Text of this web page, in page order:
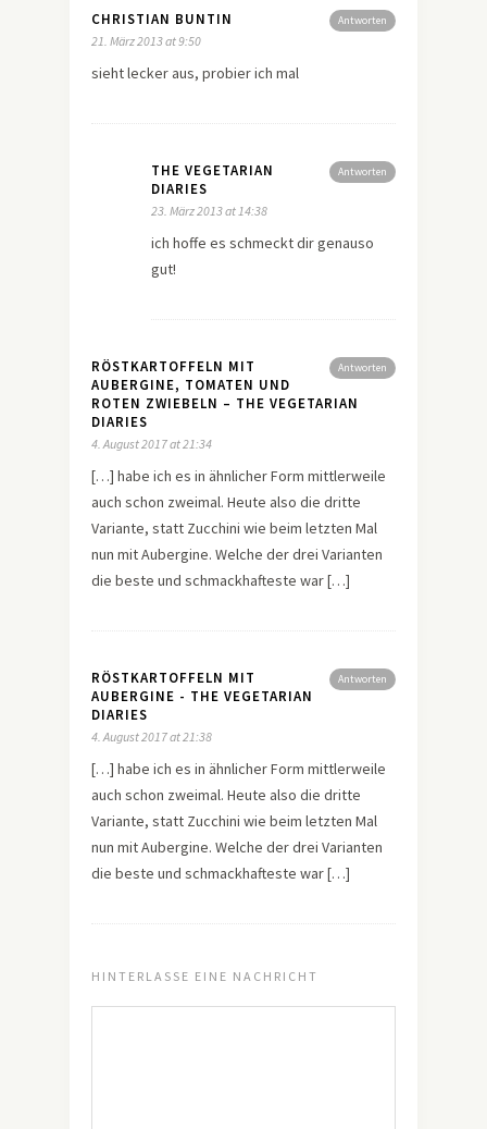
Antworten
CHRISTIAN BUNTIN
21. März 2013 at 9:50
sieht lecker aus, probier ich mal
Antworten
THE VEGETARIAN
DIARIES
23. März 2013 at 14:38
ich hoffe es schmeckt dir genauso
gut!
Antworten
RÖSTKARTOFFELN MIT
AUBERGINE, TOMATEN UND
ROTEN ZWIEBELN – THE VEGETARIAN
DIARIES
4. August 2017 at 21:34
[…] habe ich es in ähnlicher Form mittlerweile
auch schon zweimal. Heute also die dritte
Variante, statt Zucchini wie beim letzten Mal
nun mit Aubergine. Welche der drei Varianten
die beste und schmackhafteste war […]
Antworten
RÖSTKARTOFFELN MIT
AUBERGINE - THE VEGETARIAN
DIARIES
4. August 2017 at 21:38
[…] habe ich es in ähnlicher Form mittlerweile
auch schon zweimal. Heute also die dritte
Variante, statt Zucchini wie beim letzten Mal
nun mit Aubergine. Welche der drei Varianten
die beste und schmackhafteste war […]
HINTERLASSE EINE NACHRICHT